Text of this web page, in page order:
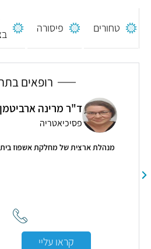
טחורים פיסורה
רופאים
ד"ר מרינה ארביטמן
פסיכיאטריה
מנהלת ארצית של מחלקת אשפוז בית
קראו עליי